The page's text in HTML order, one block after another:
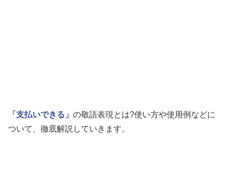
「支払いできる」 の敬語表現とは?使い方や使用例などに
ついて、徹底解説していきます。